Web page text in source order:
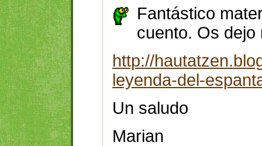
Fantástico
cuento. Os dejo
http://
leyenda-del-
Un saludo
Marian